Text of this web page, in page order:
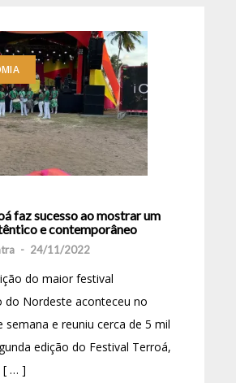
faz sucesso ao mostrar um
e contemporâneo
- 24/11/2022
do maior festival
do Nordeste aconteceu no
semana e reuniu cerca de 5 mil
edição do Festival Terroá,
[ … ]